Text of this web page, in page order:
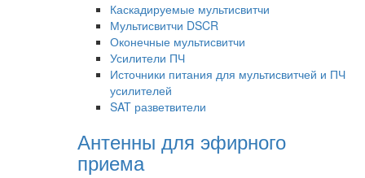
Каскадируемые мультисвитчи
Мультисвитчи DSCR
Оконечные мультисвитчи
Усилители ПЧ
Источники питания для мультисвитчей и ПЧ
усилителей
SAT разветвители
Антенны для эфирного
приема